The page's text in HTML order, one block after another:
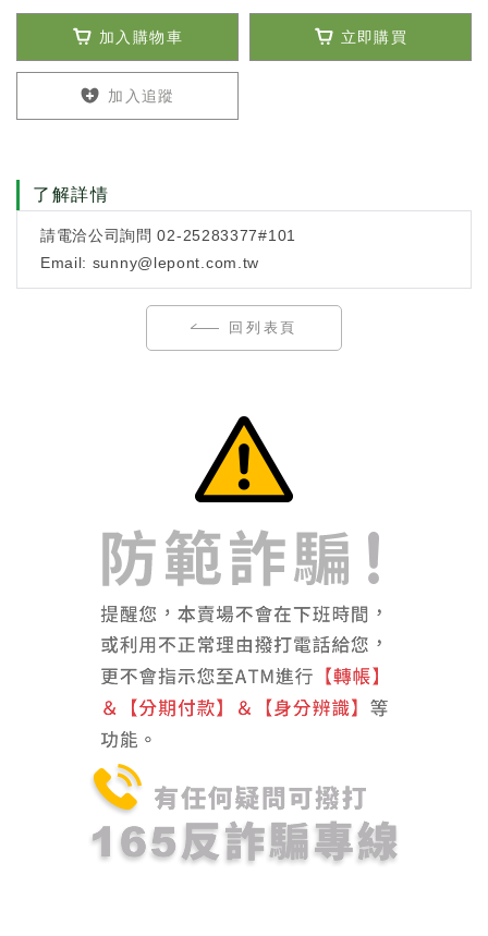
加入購物車 立即購買
加入追蹤
了解詳情
請電洽公司詢問 02-25283377#101
Email: sunny@lepont.com.tw
回列表頁